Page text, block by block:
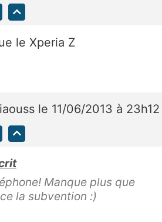
le Xperia Z
le 11/06/2013 à 23h12
Manque plus que
la subvention :)